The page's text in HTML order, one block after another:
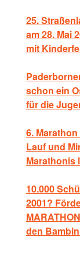
25.
am 28. Mai
mit
schon ein
für die
6.
Lauf und
Marathonis
10.000
2001?
den